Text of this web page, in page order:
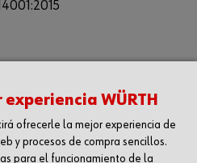
WÜRTH
ofrecerle la mejor experiencia de
y procesos de compra sencillos.
para el funcionamiento de la